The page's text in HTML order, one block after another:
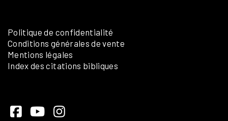
Politique de confidentialité
Conditions générales de vente
Mentions légales
Index des citations bibliques